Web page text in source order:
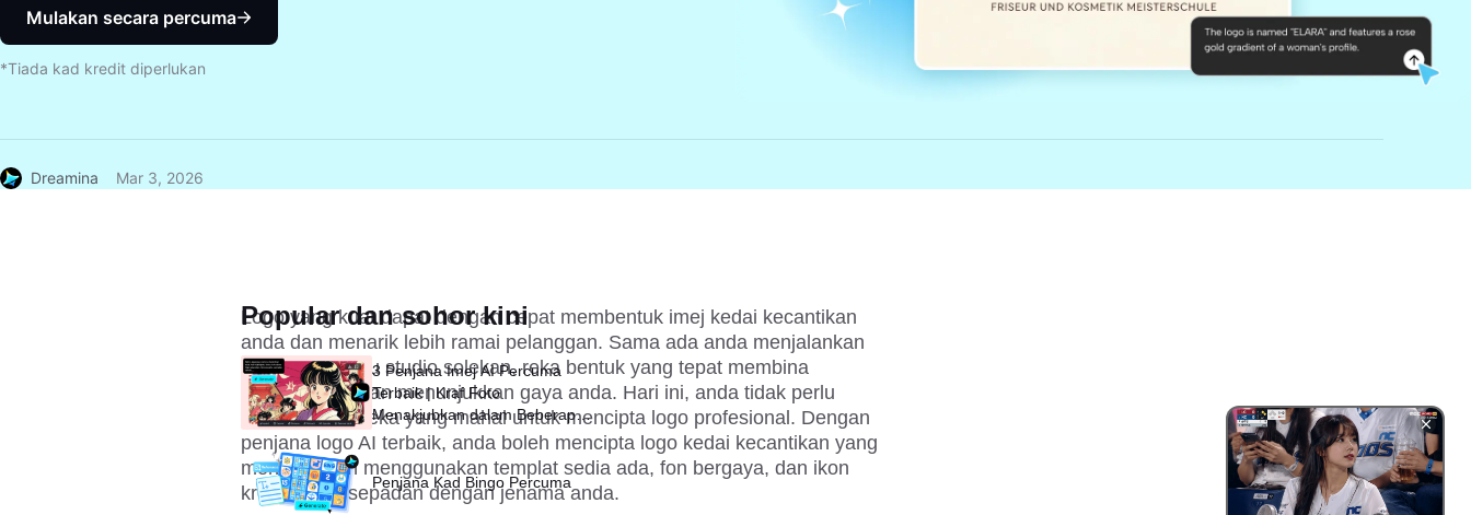
Mulakan secara percuma
*Tiada kad kredit diperlukan
Dreamina Mar 3, 2026
Logo yang kuat dapat dengan cepat membentuk imej kedai kecantikan
anda dan menarik lebih ramai pelanggan. Sama ada anda menjalankan
salun, spa, atau studio solekan, reka bentuk yang tepat membina
kepercayaan dan menunjukkan gaya anda. Hari ini, anda tidak perlu
penjana logo AI terbaik, anda boleh mencipta logo kedai kecantikan yang
menakjubkan menggunakan templat sedia ada, fon bergaya, dan ikon
kreatif yang sepadan dengan jenama anda.
Popular dan sohor kini
3 Penjana Imej AI Percuma
Terbaik | Kraf Foto
Menakjubkan dalam Beberapa
Saat
Penjana Kad Bingo Percuma